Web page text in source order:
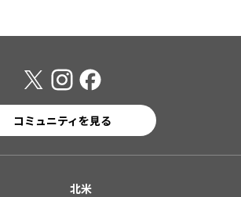
コミュニティを見る
北米